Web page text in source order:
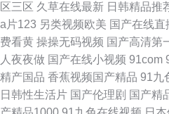
区三区 久草在线最新 日韩精品推
a片123 另类视频欧美 国产在线直
费看黄 操操无码视频 国产高清第
人夜夜做 国产在线小视频 91com
精产国品 香蕉视频国产精品 91九
日韩性生活片 国产伦理剧 国产精